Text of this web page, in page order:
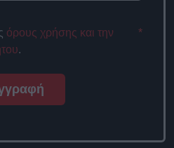
όρους χρήσης και την
.
*